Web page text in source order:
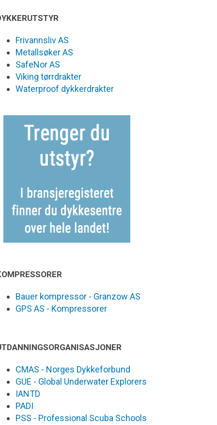
Frivannsliv AS
Metallsøker AS
SafeNor AS
Viking tørrdrakter
Waterproof dykkerdrakter
Bauer kompressor - Granzow AS
GPS AS - Kompressorer
CMAS - Norges Dykkeforbund
GUE - Global Underwater Explorers
IANTD
PADI
PSS - Professional Scuba Schools